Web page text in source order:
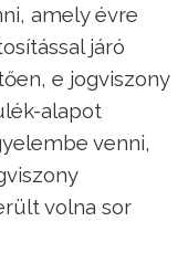
amely évre
járó
e jogviszony
alapot
venni,
volna sor